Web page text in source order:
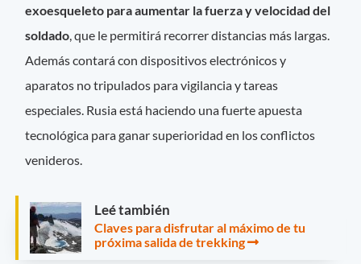
exoesqueleto para aumentar la fuerza y velocidad del
soldado , que le permitirá recorrer distancias más largas.
Además contará con dispositivos electrónicos y
aparatos no tripulados para vigilancia y tareas
especiales. Rusia está haciendo una fuerte apuesta
tecnológica para ganar superioridad en los conflictos
venideros.
Leé también
Claves para disfrutar al máximo de tu
próxima salida de trekking